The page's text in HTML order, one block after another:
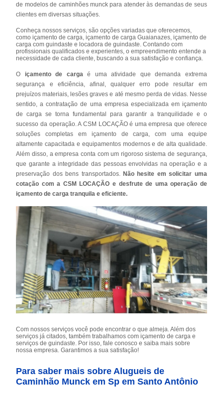
de modelos de caminhões munck para atender às demandas de seus
clientes em diversas situações.
Conheça nossos serviços, são opções variadas que oferecemos,
como içamento de carga, içamento de carga Guaianazes, içamento de
carga com guindaste e locadora de guindaste. Contando com
profissionais qualificados e experientes, o empreendimento entende a
necessidade de cada cliente, buscando a sua satisfação e confiança.
O içamento de carga é uma atividade que demanda extrema
segurança e eficiência, afinal, qualquer erro pode resultar em
prejuízos materiais, lesões graves e até mesmo perda de vidas. Nesse
sentido, a contratação de uma empresa especializada em içamento
de carga se torna fundamental para garantir a tranquilidade e o
sucesso da operação. A CSM LOCAÇÃO é uma empresa que oferece
soluções completas em içamento de carga, com uma equipe
altamente capacitada e equipamentos modernos e de alta qualidade.
Além disso, a empresa conta com um rigoroso sistema de segurança,
que garante a integridade das pessoas envolvidas na operação e a
preservação dos bens transportados. Não hesite em solicitar uma
cotação com a CSM LOCAÇÃO e desfrute de uma operação de
içamento de carga tranquila e eficiente.
Com nossos serviços você pode encontrar o que almeja. Além dos
serviços já citados, também trabalhamos com içamento de carga e
serviços de guindaste. Por isso, fale conosco e saiba mais sobre
nossa empresa. Garantimos a sua satisfação!
Para saber mais sobre Alugueis de
Caminhão Munck em Sp em Santo Antônio